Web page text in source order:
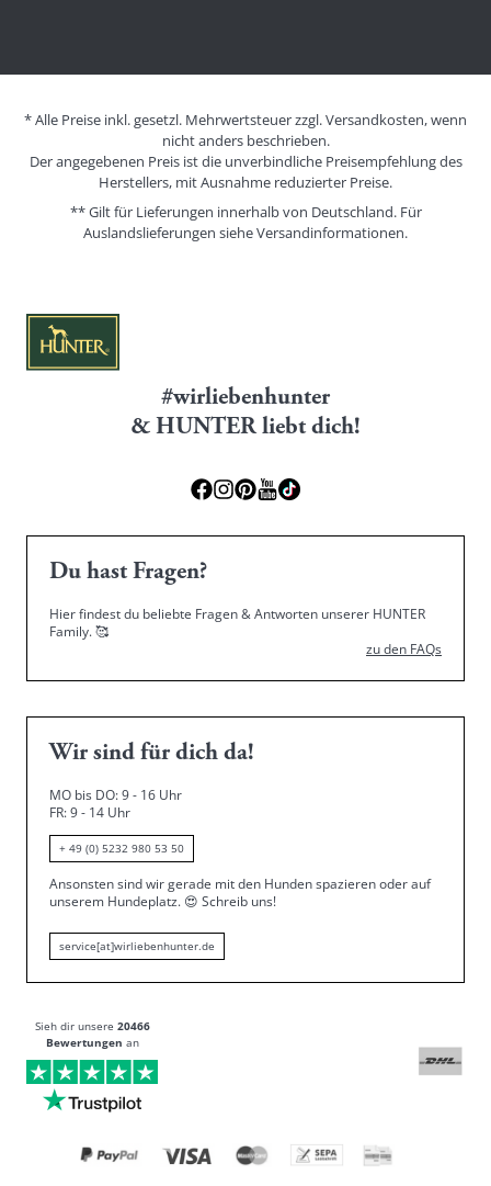
* Alle Preise inkl. gesetzl. Mehrwertsteuer zzgl. Versandkosten, wenn
nicht anders beschrieben.
Der angegebenen Preis ist die unverbindliche Preisempfehlung des
Herstellers, mit Ausnahme reduzierter Preise.
** Gilt für Lieferungen innerhalb von Deutschland. Für
Auslandslieferungen sieheVersandinformationen.
#wirliebenhunter
& HUNTER liebt dich!
Du hast Fragen?
Hier findest du beliebte Fragen & Antworten unserer HUNTER
Family.🥰
zu den FAQs
Wir sind für dich da!
MO bis DO: 9 - 16 Uhr
FR: 9 - 14 Uhr
+ 49 (0) 5232 980 53 50
Ansonsten sind wir gerade mit den Hunden spazieren oder auf
unserem Hundeplatz. 😍 Schreib uns!
service[at]wirliebenhunter.de
Sieh dir unsere 20466
Bewertungen an